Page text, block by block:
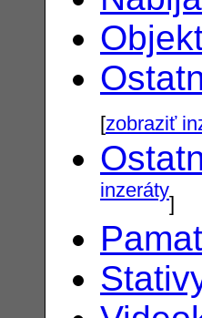
[zobraziť
inzeráty]